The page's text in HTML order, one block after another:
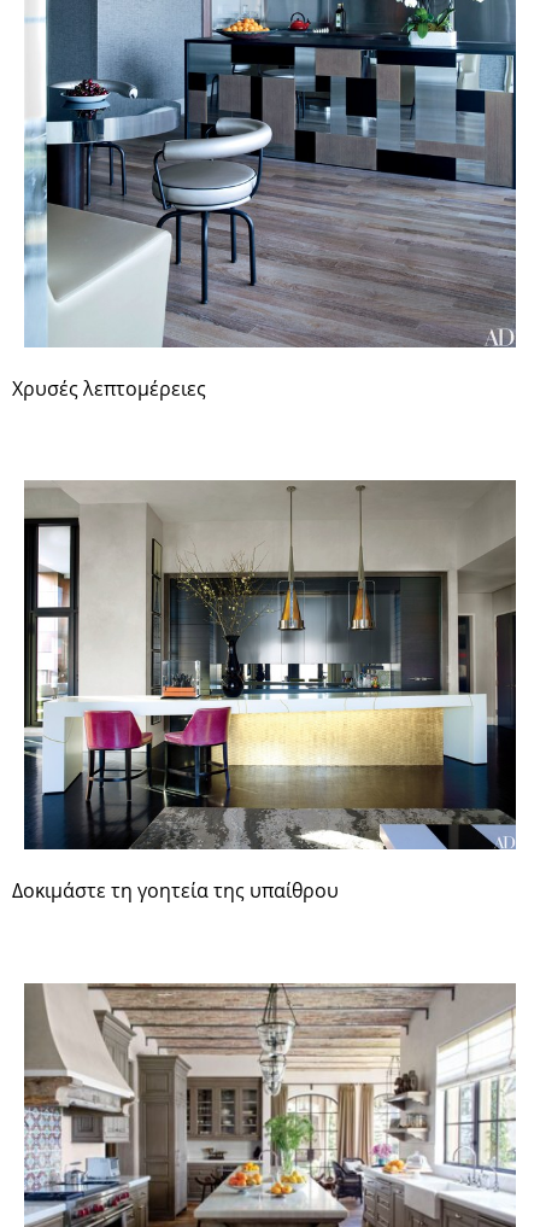
Χρυσές λεπτομέρειες
Δοκιμάστε τη γοητεία της υπαίθρου